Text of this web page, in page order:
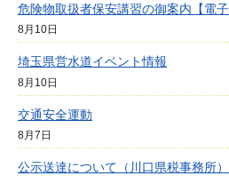
危険物取扱者保安講習の御案内【電
8月10日
埼玉県営水道イベント情報
8月10日
交通安全運動
8月7日
公示送達について（川口県税事務所）